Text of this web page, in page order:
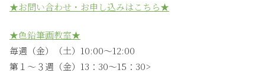
★お問い合わせ・お申し込みはこちら★
★色鉛筆画教室★
毎週（金）（土）10:00〜12:00
第１〜３週（金）13：30〜15：30>